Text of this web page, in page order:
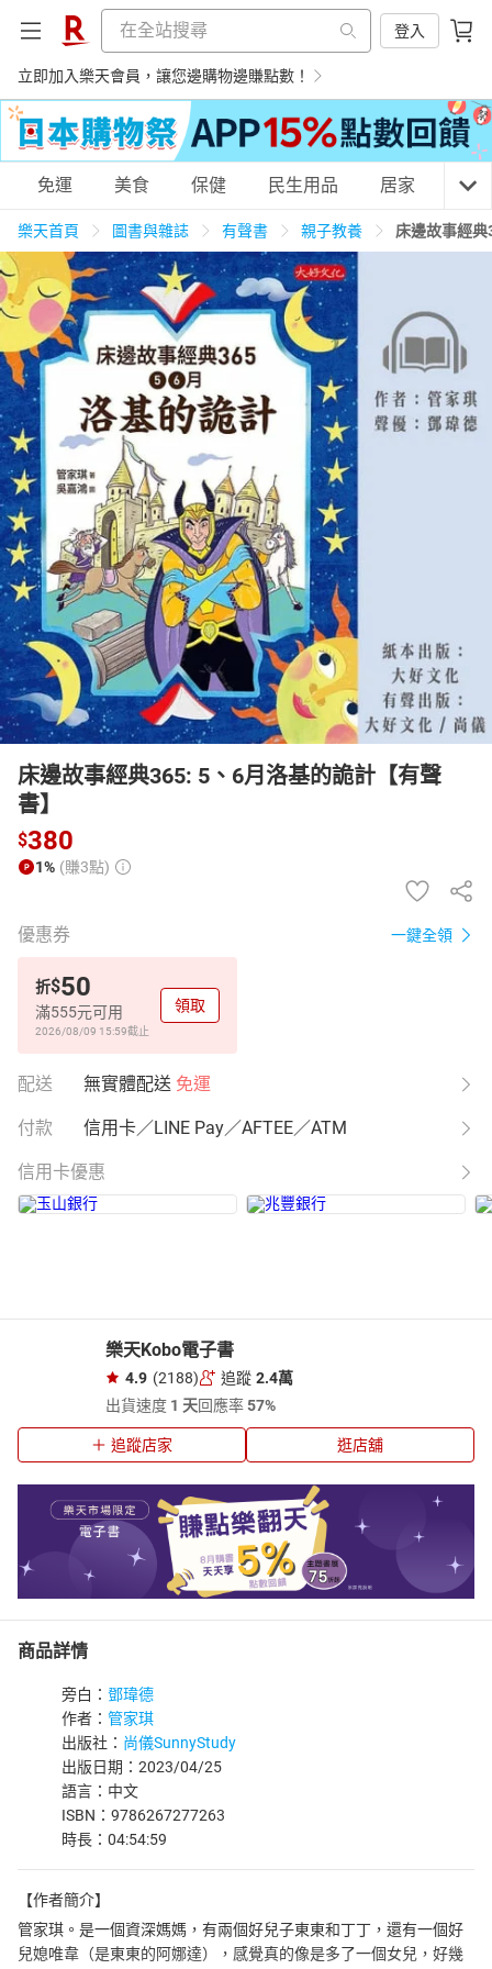
登入
立即加入樂天會員，讓您邊購物邊賺點數！
購物網分類
天天免運 美食蛋糕 養生保健
3C家電 運動休閒 親子玩具
女裝 男裝 化妝保養
日本購物 電子/紙本書
HOT
免運 美食 保健 民生用品 居家 3C
樂天首頁 圖書與雜誌 有聲書 親子教養 床邊故事經
床邊故事經典365: 5、6月洛基的詭計【有聲
書】
$380
1% (賺3點)
優惠券 一鍵全領
折$50
滿555元可用
2026/08/09 15:59截止
領取
配送 無實體配送 免運
付款 信用卡／LINE Pay／AFTEE／ATM
信用卡優惠
樂天Kobo電子書
4.9 (2188) 追蹤 2.4萬
出貨速度 1 天回應率57%
追蹤店家 逛店舖
商品詳情
旁白： 鄧瑋德
作者： 管家琪
出版社： 尚儀SunnyStudy
出版日期：2023/04/25
語言：中文
ISBN：9786267277263
時長：04:54:59
【作者簡介】
管家琪。是一個資深媽媽，有兩個好兒子東東和丁丁，還有一個好
兒媳唯韋（是東東的阿娜達），感覺真的像是多了一個女兒，好幾